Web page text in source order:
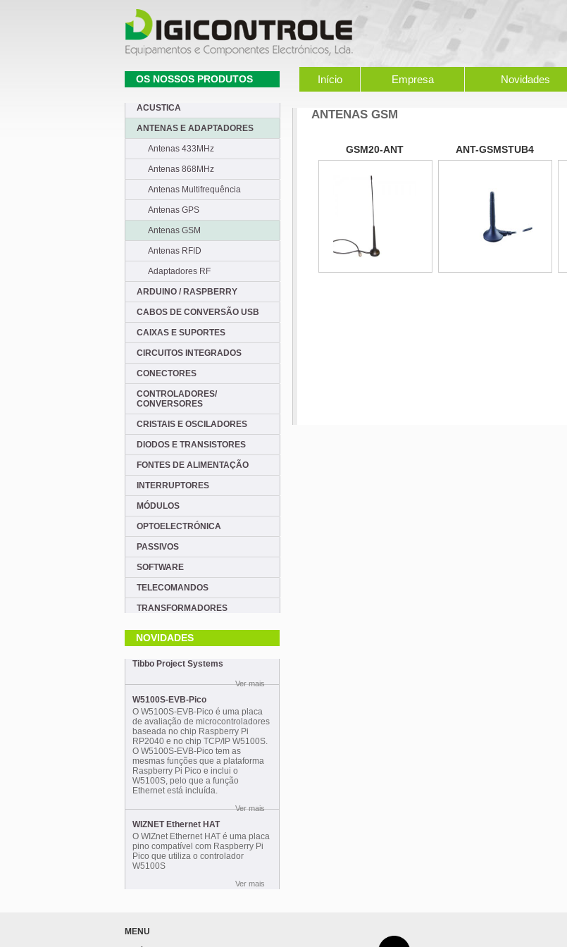
Início Empresa Novidades
ANTENAS GSM
GSM20-ANT ANT-GSMSTUB4
OS NOSSOS PRODUTOS
ACUSTICA
ANTENAS E ADAPTADORES
Antenas 433MHz
Antenas 868MHz
Antenas Multifrequência
Antenas GPS
Antenas GSM
Antenas RFID
Adaptadores RF
ARDUINO / RASPBERRY
CABOS DE CONVERSÃO USB
CAIXAS E SUPORTES
CIRCUITOS INTEGRADOS
CONECTORES
CONTROLADORES/
CONVERSORES
CRISTAIS E OSCILADORES
DIODOS E TRANSISTORES
FONTES DE ALIMENTAÇÃO
INTERRUPTORES
MÓDULOS
OPTOELECTRÓNICA
PASSIVOS
SOFTWARE
TELECOMANDOS
TRANSFORMADORES
NOVIDADES
Tibbo Project Systems
Ver mais
W5100S-EVB-Pico
O W5100S-EVB-Pico é uma placa
de avaliação de microcontroladores
baseada no chip Raspberry Pi
RP2040 e no chip TCP/IP W5100S.
O W5100S-EVB-Pico tem as
mesmas funções que a plataforma
Raspberry Pi Pico e inclui o
W5100S, pelo que a função
Ethernet está incluída.
Ver mais
WIZNET Ethernet HAT
O WIZnet Ethernet HAT é uma placa
pino compatível com Raspberry Pi
Pico que utiliza o controlador
W5100S
Ver mais
MENU